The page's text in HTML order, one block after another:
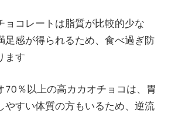
ョコレートは脂質が比較的少な
足感が得られるため、食べ過ぎ防
ます
70％以上の高カカオチョコは、胃
やすい体質の方もいるため、逆流